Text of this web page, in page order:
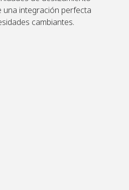
una integración perfecta
cambiantes.